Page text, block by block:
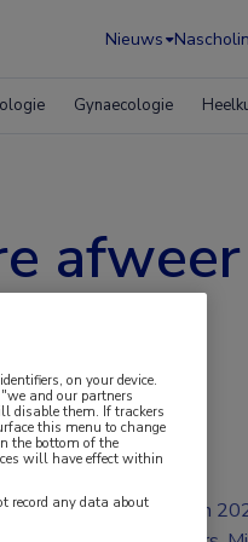
Nieuws
Gynaecologie
jun
on your device.
and our partners
disable them. If trackers
this menu to change
the bottom of the
will have effect within
record any data about